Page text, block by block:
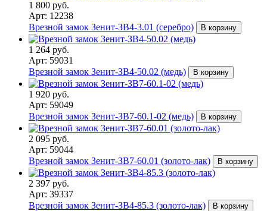
1 800 руб.
Арт: 12238
Врезной замок Зенит-ЗВ4-3.01 (серебро)
В корзину
1 264 руб.
Арт: 59031
Врезной замок Зенит-ЗВ4-50.02 (медь)
В корзину
1 920 руб.
Арт: 59049
Врезной замок Зенит-ЗВ7-60.1-02 (медь)
В корзину
2 095 руб.
Арт: 59044
Врезной замок Зенит-ЗВ7-60.01 (золото-лак)
В корзину
2 397 руб.
Арт: 39337
Врезной замок Зенит-ЗВ4-85.3 (золото-лак)
В корзину